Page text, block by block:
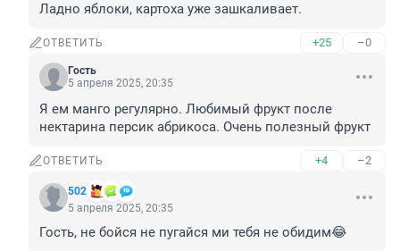
Ладно яблоки, картоха уже зашкаливает.
ОТВЕТИТЬ +25 –0
Гость
5 апреля 2025, 20:35
Я ем манго регулярно. Любимый фрукт после
нектарина персик абрикоса. Очень полезный фрукт
ОТВЕТИТЬ +4 –2
502
5 апреля 2025, 20:35
Гость, не бойся не пугайся ми тебя не обидим😂